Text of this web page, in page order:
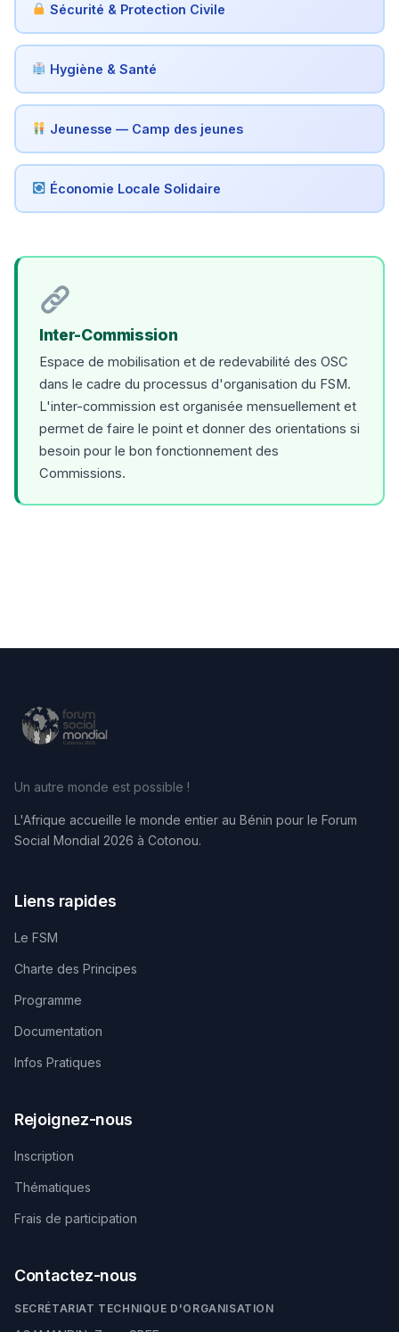
Sécurité & Protection Civile
Hygiène & Santé
Jeunesse — Camp des jeunes
Économie Locale Solidaire
Inter-Commission
Espace de mobilisation et de redevabilité des OSC
dans le cadre du processus d'organisation du FSM.
L'inter-commission est organisée mensuellement et
permet de faire le point et donner des orientations si
besoin pour le bon fonctionnement des
Commissions.
Un autre monde est possible !
L'Afrique accueille le monde entier au Bénin pour le Forum
Social Mondial 2026 à Cotonou.
Liens rapides
Le FSM
Charte des Principes
Programme
Documentation
Infos Pratiques
Rejoignez-nous
Inscription
Thématiques
Frais de participation
Contactez-nous
SECRÉTARIAT TECHNIQUE D'ORGANISATION